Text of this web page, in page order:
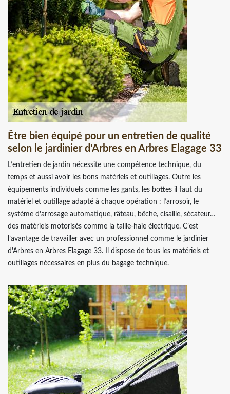
Être bien équipé pour un entretien de qualité
selon le jardinier d'Arbres en Arbres Elagage 33
L’entretien de jardin nécessite une compétence technique, du
temps et aussi avoir les bons matériels et outillages. Outre les
équipements individuels comme les gants, les bottes il faut du
matériel et outillage adapté à chaque opération : l’arrosoir, le
système d’arrosage automatique, râteau, bêche, cisaille, sécateur…
des matériels motorisés comme la taille-haie électrique. C’est
l’avantage de travailler avec un professionnel comme le jardinier
d'Arbres en Arbres Elagage 33. Il dispose de tous les matériels et
outillages nécessaires en plus du bagage technique.